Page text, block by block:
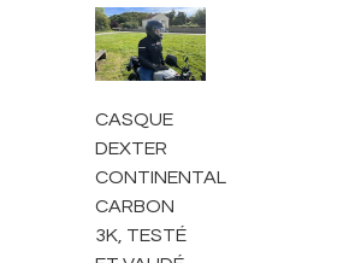
CASQUES
CASQUE
DEXTER
CONTINENTAL
CARBON
3K, TESTÉ